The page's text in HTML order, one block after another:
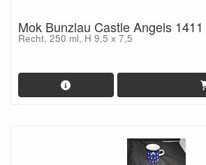
Mok Bunzlau Castle Angels 1411
Recht, 250 ml, H 9,5 x 7,5